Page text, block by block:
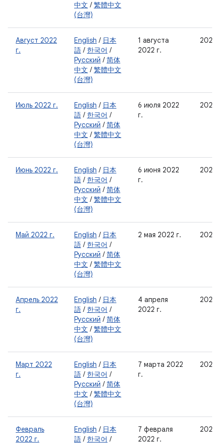
中文 /繁體中文
(台灣)
Август 2022
г.
English / 日本
語 / 한국어 /
Русский /简体
中文 /繁體中文
(台灣)
1 августа
2022 г.
Июль 2022 г. English / 日本
語 / 한국어 /
Русский /简体
中文 /繁體中文
(台灣)
6 июля 2022
г.
Июнь 2022 г. English / 日本
語 / 한국어 /
Русский /简体
中文 /繁體中文
(台灣)
6 июня 2022
г.
Май 2022 г. English / 日本
語 / 한국어 /
Русский /简体
中文 /繁體中文
(台灣)
2 мая 2022 г.
Апрель 2022
г.
English / 日本
語 / 한국어 /
Русский /简体
中文 /繁體中文
(台灣)
4 апреля
2022 г.
Март 2022
г.
English / 日本
語 / 한국어 /
Русский /简体
中文 /繁體中文
(台灣)
7 марта 2022
г.
Февраль
2022 г.
English / 日本
語 / 한국어 /
7 февраля
2022 г.